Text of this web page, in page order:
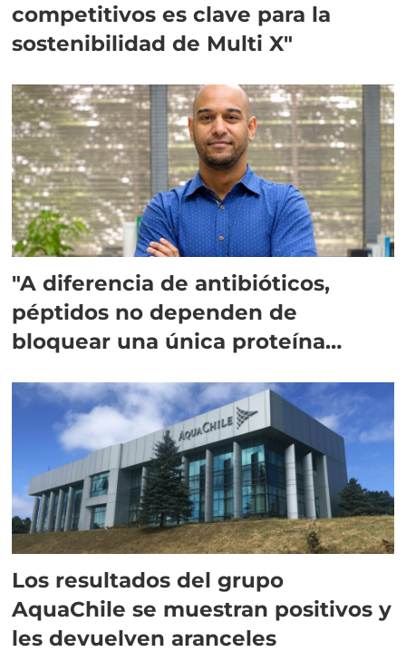
competitivos es clave para la
sostenibilidad de Multi X"
"A diferencia de antibióticos,
péptidos no dependen de
bloquear una única proteína
Los resultados del grupo
AquaChile se muestran positivos y
les devuelven aranceles